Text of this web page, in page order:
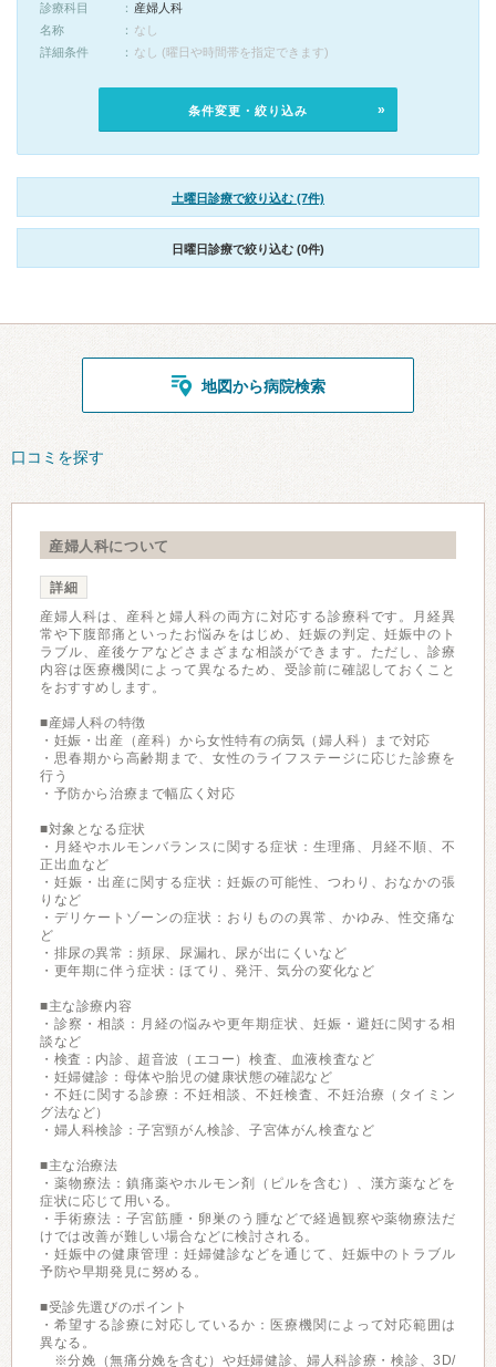
診療科目
産婦人科
名称
なし
詳細条件
なし (曜日や時間帯を指定できます)
条件変更・絞り込み
土曜日診療で絞り込む (7件)
日曜日診療で絞り込む (0件)
地図から病院検索
口コミを探す
産婦人科について
詳細
産婦人科は、産科と婦人科の両方に対応する診療科です。月経異
常や下腹部痛といったお悩みをはじめ、妊娠の判定、妊娠中のト
ラブル、産後ケアなどさまざまな相談ができます。ただし、診療
内容は医療機関によって異なるため、受診前に確認しておくこと
をおすすめします。
■産婦人科の特徴
・妊娠・出産（産科）から女性特有の病気（婦人科）まで対応
・思春期から高齢期まで、女性のライフステージに応じた診療を
行う
・予防から治療まで幅広く対応
■対象となる症状
・月経やホルモンバランスに関する症状：生理痛、月経不順、不
正出血など
・妊娠・出産に関する症状：妊娠の可能性、つわり、おなかの張
りなど
・デリケートゾーンの症状：おりものの異常、かゆみ、性交痛な
ど
・排尿の異常：頻尿、尿漏れ、尿が出にくいなど
・更年期に伴う症状：ほてり、発汗、気分の変化など
■主な診療内容
・診察・相談：月経の悩みや更年期症状、妊娠・避妊に関する相
談など
・検査：内診、超音波（エコー）検査、血液検査など
・妊婦健診：母体や胎児の健康状態の確認など
・不妊に関する診療：不妊相談、不妊検査、不妊治療（タイミン
グ法など）
・婦人科検診：子宮頸がん検診、子宮体がん検査など
■主な治療法
・薬物療法：鎮痛薬やホルモン剤（ピルを含む）、漢方薬などを
症状に応じて用いる。
・手術療法：子宮筋腫・卵巣のう腫などで経過観察や薬物療法だ
けでは改善が難しい場合などに検討される。
・妊娠中の健康管理：妊婦健診などを通じて、妊娠中のトラブル
予防や早期発見に努める。
■受診先選びのポイント
・希望する診療に対応しているか：医療機関によって対応範囲は
異なる。
※分娩（無痛分娩を含む）や妊婦健診、婦人科診療・検診、3D/